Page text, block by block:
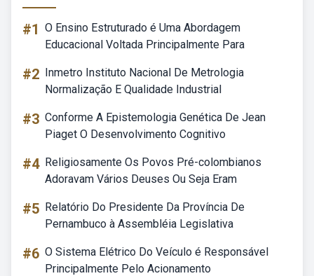
#1 O Ensino Estruturado é Uma Abordagem
Educacional Voltada Principalmente Para
#2 Inmetro Instituto Nacional De Metrologia
Normalização E Qualidade Industrial
#3 Conforme A Epistemologia Genética De Jean
Piaget O Desenvolvimento Cognitivo
#4 Religiosamente Os Povos Pré-colombianos
Adoravam Vários Deuses Ou Seja Eram
#5 Relatório Do Presidente Da Província De
Pernambuco à Assembléia Legislativa
#6 O Sistema Elétrico Do Veículo é Responsável
Principalmente Pelo Acionamento